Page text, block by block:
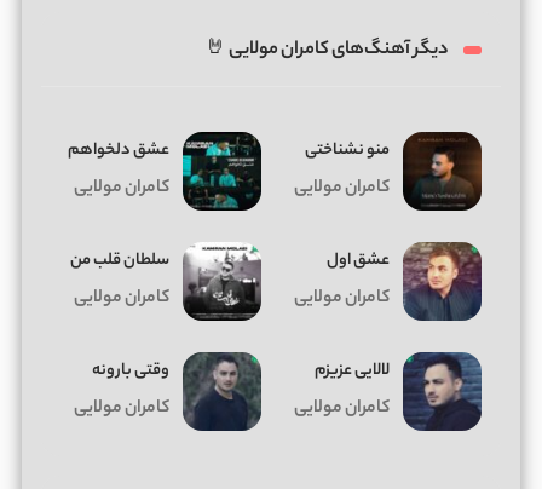
دیگر آهنگ‌های کامران مولایی 🤘
منو نشناختی
کامران مولایی
عشق دلخواهم
کامران مولایی
عشق اول
کامران مولایی
سلطان قلب من
کامران مولایی
لالایی عزیزم
کامران مولایی
وقتی بارونه
کامران مولایی